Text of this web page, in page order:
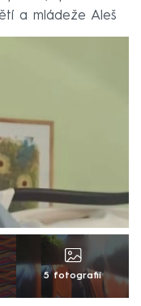
a mládeže Aleš
5 fotografií